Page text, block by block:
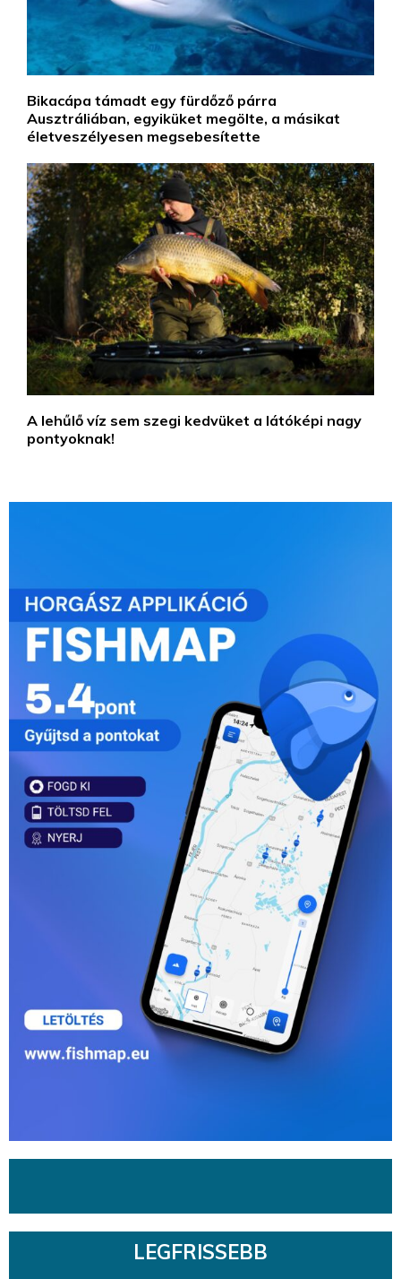
Bikacápa támadt egy fürdőző párra
Ausztráliában, egyiküket megölte, a másikat
életveszélyesen megsebesítette
A lehűlő víz sem szegi kedvüket a látóképi nagy
pontyoknak!
LEGFRISSEBB